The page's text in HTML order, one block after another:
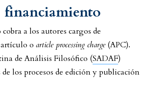
financiamiento
cobra a los autores cargos de
o article processing charge(APC).
de Análisis Filosófico (SADAF)
de los procesos de edición y publicación